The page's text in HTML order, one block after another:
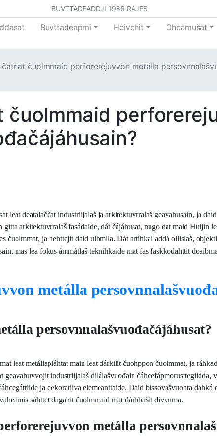
BUVTTADEADDJI 1986 RÁJES
Buvttadeapmi Heivehit Ohcamušat
čuolmmaid perforerejuvvon metálla
čuolmmaid
leat deaŧalaččat industriijalaš ja arkitektuvrralaš geavahusain, ja
arkitektuvrralaš fasádaide, dát čájáhusat, nugo dat maid Huijin
čuolmmat, ja hehttejit daid ulbmila. Dát artihkal addá ollislaš,
mas lea fokus ámmátlaš teknihkaide mat fas faskkodahttit
metálla
persovnnalašvuođačájáhusat?
leat metállapláhtat main leat dárkilit čuohppon čuolmmat, ja
geavahuvvojit industriijalaš dilálašvuođain
ja dekoratiiva elemeanttaide. Daid bissovašvuohta
sáhttet dagahit čuolmmaid mat dárbbašit divvuma.
metálla